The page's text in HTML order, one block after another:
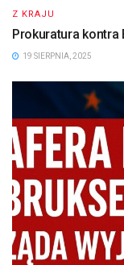
Z KRAJU
Prokuratura kontra
19 SIERPNIA, 2025